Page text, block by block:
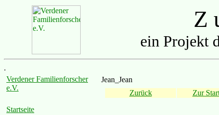
Z
ein Projekt
.
Verdener Familienforscher
e.V.
Startseite
Jean_Jean
Zurück
Zur